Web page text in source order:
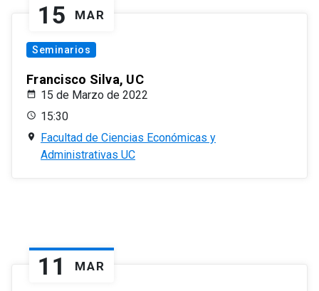
15 MAR
Seminarios
Francisco Silva, UC
15 de Marzo de 2022
15:30
Facultad de Ciencias Económicas y
Administrativas UC
11 MAR